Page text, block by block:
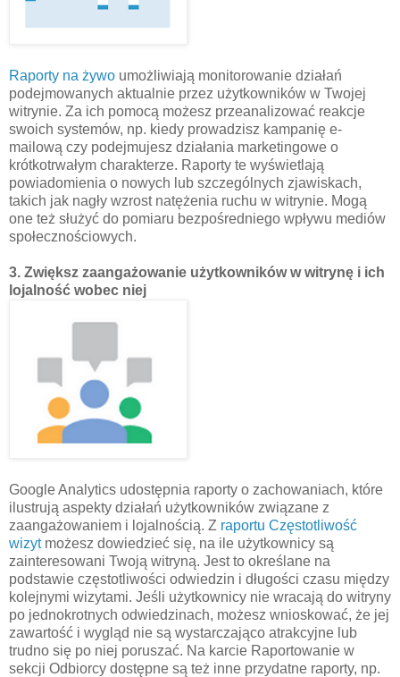
Raporty na żywo umożliwiają monitorowanie działań
podejmowanych aktualnie przez użytkowników w Twojej
witrynie. Za ich pomocą możesz przeanalizować reakcje
swoich systemów, np. kiedy prowadzisz kampanię e-
mailową czy podejmujesz działania marketingowe o
krótkotrwałym charakterze. Raporty te wyświetlają
powiadomienia o nowych lub szczególnych zjawiskach,
takich jak nagły wzrost natężenia ruchu w witrynie. Mogą
one też służyć do pomiaru bezpośredniego wpływu mediów
społecznościowych.
3. Zwiększ zaangażowanie użytkowników w witrynę i ich
lojalność wobec niej
Google Analytics udostępnia raporty o zachowaniach, które
ilustrują aspekty działań użytkowników związane z
zaangażowaniem i lojalnością. Z raportu Częstotliwość
wizytmożesz dowiedzieć się, na ile użytkownicy są
zainteresowani Twoją witryną. Jest to określane na
podstawie częstotliwości odwiedzin i długości czasu między
kolejnymi wizytami. Jeśli użytkownicy nie wracają do witryny
po jednokrotnych odwiedzinach, możesz wnioskować, że jej
zawartość i wygląd nie są wystarczająco atrakcyjne lub
trudno się po niej poruszać. Na karcie Raportowanie w
sekcji Odbiorcy dostępne są też inne przydatne raporty, np.